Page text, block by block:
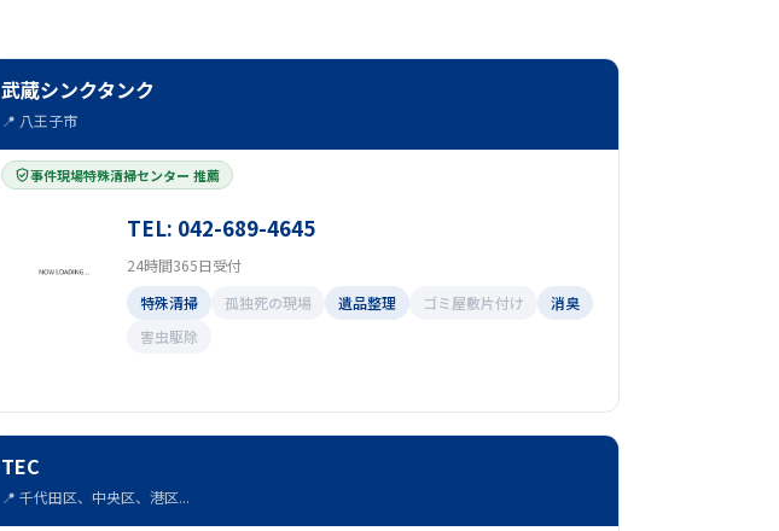
武蔵シンクタンク
📍 八王子市
事件現場特殊清掃センター 推薦
TEL: 042-689-4645
24時間365日受付
特殊清掃
孤独死の現場 遺品整理 ゴミ屋敷片付け
消臭
害虫駆除
TEC
📍 千代田区、中央区、港区...